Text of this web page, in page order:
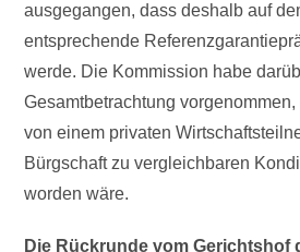
ausgegangen, dass deshalb auf
entsprechende
werde. Die Kommission habe
Gesamtbetrachtung
von einem privaten
Bürgschaft zu vergleichbaren
worden wäre.
Die Rückrunde vom Gerichtshof